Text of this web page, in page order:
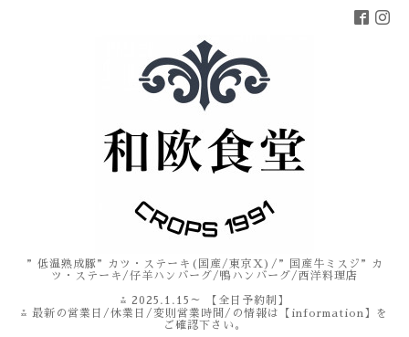
”低温熟成豚”カツ・ステーキ(国産/東京X)/”国産牛ミスジ”カ
ツ・ステーキ/仔羊ハンバーグ/鴨ハンバーグ/西洋料理店
⁂ 2025.1.15～ 【全日予約制】
⁂ 最新の営業日/休業日/変則営業時間/の情報は【information】を
ご確認下さい。